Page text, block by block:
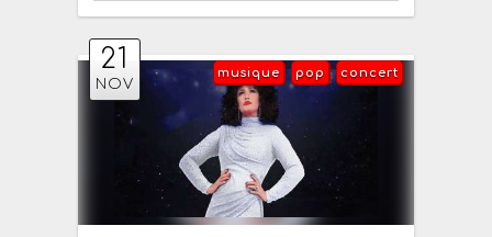
21
NOV
concert
pop
musique